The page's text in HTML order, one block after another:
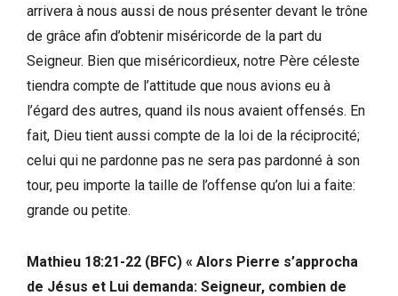
arrivera à nous aussi de nous présenter devant le trône
de grâce afin d’obtenir miséricorde de la part du
Seigneur. Bien que miséricordieux, notre Père céleste
tiendra compte de l’attitude que nous avions eu à
l’égard des autres, quand ils nous avaient offensés. En
fait, Dieu tient aussi compte de la loi de la réciprocité;
celui qui ne pardonne pas ne sera pas pardonné à son
tour, peu importe la taille de l’offense qu’on lui a faite:
grande ou petite.
Mathieu 18:21-22 (BFC) « Alors Pierre s’approcha
de Jésus et Lui demanda: Seigneur, combien de